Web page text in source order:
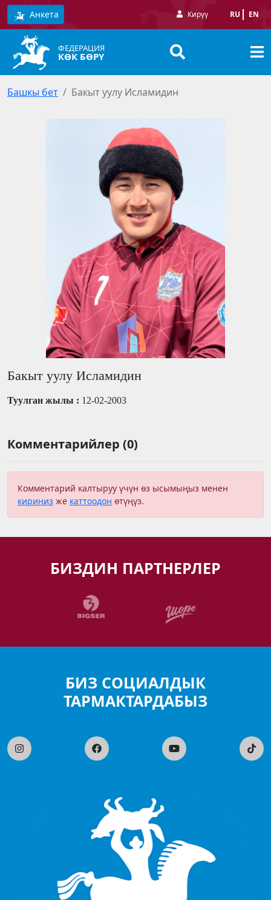
Анкета Кирүү RU EN
ФЕДЕРАЦИЯ
КӨК БӨРҮ
Башкы бет Бакыт уулу Исламидин
Бакыт уулу Исламидин
Туулган жылы : 12-02-2003
Комментарийлер (0)
Комментарий калтыруу үчүн өз ысымыңыз менен
кириңиз же каттоодон өтүңүз.
БИЗДИН ПАРТНЕРЛЕР
БИЗ СОЦИАЛДЫК
ТАРМАКТАРДАБЫЗ